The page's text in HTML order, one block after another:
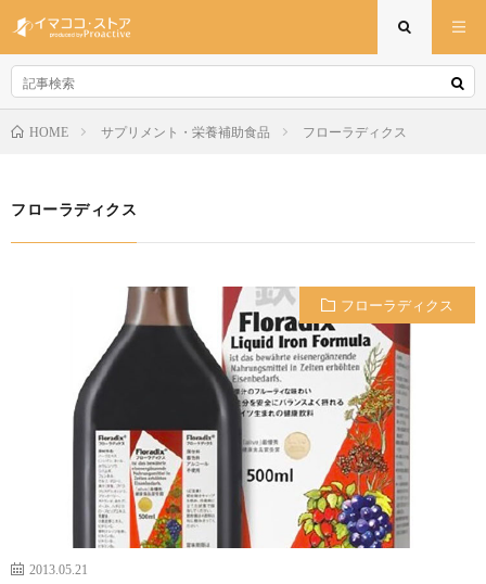
HOME サプリメント・栄養補助食品 フローラディクス
フローラディクス
フローラディクス
2013.05.21